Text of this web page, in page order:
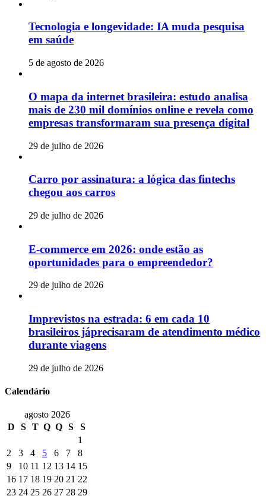
Tecnologia e longevidade: IA muda pesquisa
em saúde
5 de agosto de 2026
O mapa da internet brasileira: estudo analisa
mais de 230 mil domínios online e revela como
empresas transformaram sua presença digital
29 de julho de 2026
Carro por assinatura: a lógica das fintechs
chegou aos carros
29 de julho de 2026
E-commerce em 2026: onde estão as
oportunidades para o empreendedor?
29 de julho de 2026
Imprevistos na estrada: 6 em cada 10
brasileiros jáprecisaram de atendimento médico
durante viagens
29 de julho de 2026
Calendário
agosto 2026
D
S T Q Q S
S
1
2
3 4 5 6 7
8
9
10 11 12 13 14 15
16 17 18 19 20 21 22
23 24 25 26 27 28 29